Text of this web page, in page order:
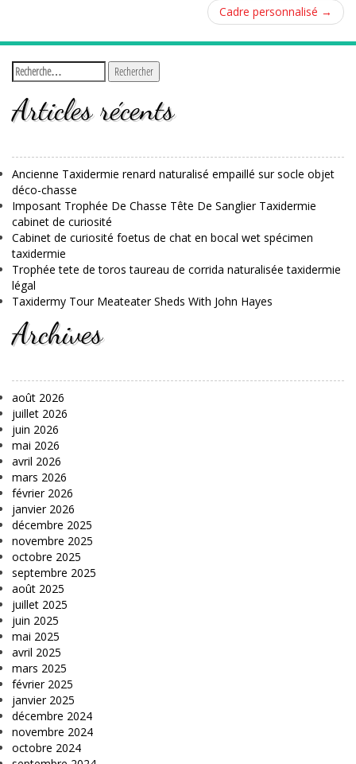
Cadre personnalisé →
Articles récents
Ancienne Taxidermie renard naturalisé empaillé sur socle objet
déco-chasse
Imposant Trophée De Chasse Tête De Sanglier Taxidermie
cabinet de curiosité
Cabinet de curiosité foetus de chat en bocal wet spécimen
taxidermie
Trophée tete de toros taureau de corrida naturalisée taxidermie
légal
Taxidermy Tour Meateater Sheds With John Hayes
Archives
août 2026
juillet 2026
juin 2026
mai 2026
avril 2026
mars 2026
février 2026
janvier 2026
décembre 2025
novembre 2025
octobre 2025
septembre 2025
août 2025
juillet 2025
juin 2025
mai 2025
avril 2025
mars 2025
février 2025
janvier 2025
décembre 2024
novembre 2024
octobre 2024